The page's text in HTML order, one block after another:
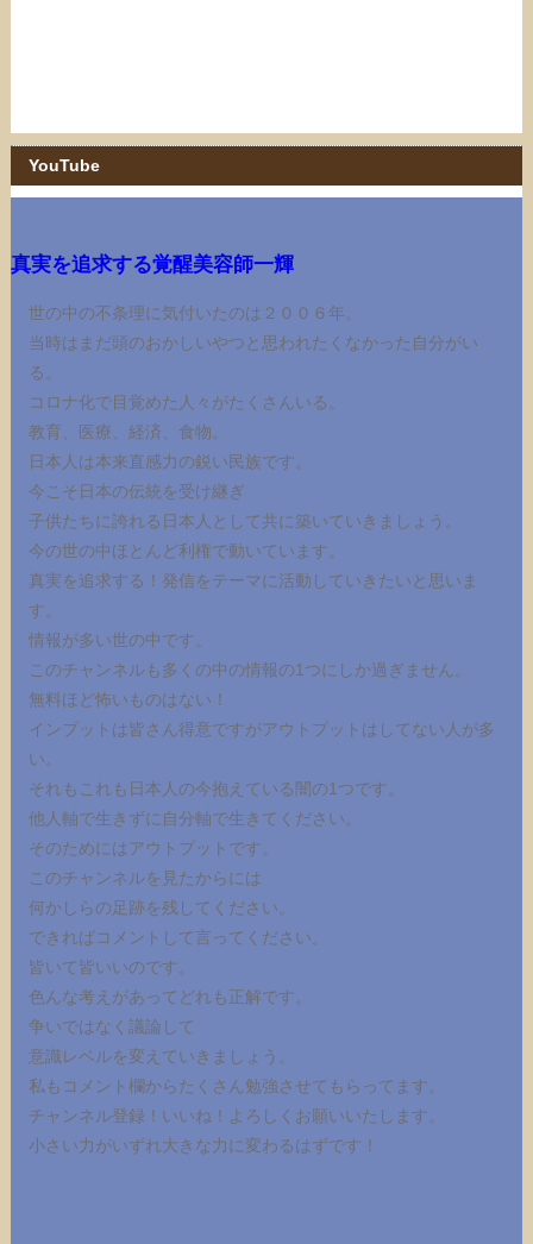
YouTube
真実を追求する覚醒美容師一輝
世の中の不条理に気付いたのは２００６年。
当時はまだ頭のおかしいやつと思われたくなかった自分がい
る。
コロナ化で目覚めた人々がたくさんいる。
教育、医療、経済、食物。
日本人は本来直感力の鋭い民族です。
今こそ日本の伝統を受け継ぎ
子供たちに誇れる日本人として共に築いていきましょう。
今の世の中ほとんど利権で動いています。
真実を追求する！発信をテーマに活動していきたいと思いま
す。
情報が多い世の中です。
このチャンネルも多くの中の情報の1つにしか過ぎません。
無料ほど怖いものはない！
インプットは皆さん得意ですがアウトプットはしてない人が多
い。
それもこれも日本人の今抱えている闇の1つです。
他人軸で生きずに自分軸で生きてください。
そのためにはアウトプットです。
このチャンネルを見たからには
何かしらの足跡を残してください。
できればコメントして言ってください。
皆いて皆いいのです。
色んな考えがあってどれも正解です。
争いではなく議論して
意識レベルを変えていきましょう。
私もコメント欄からたくさん勉強させてもらってます。
チャンネル登録！いいね！よろしくお願いいたします。
小さい力がいずれ大きな力に変わるはずです！